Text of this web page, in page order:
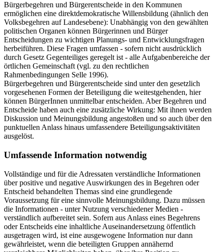
Bürgerbegehren und Bürgerentscheide in den Kommunen
ermöglichen eine direktdemokratische Willensbildung (ähnlich den
Volksbegehren auf Landesebene): Unabhängig von den gewählten
politischen Organen können Bürgerinnen und Bürger
Entscheidungen zu wichtigen Planungs- und Entwicklungsfragen
herbeiführen. Diese Fragen umfassen - sofern nicht ausdrücklich
durch Gesetz Gegenteiliges geregelt ist - alle Aufgabenbereiche der
örtlichen Gemeinschaft (vgl. zu den rechtlichen
Rahmenbedingungen Selle 1996).
Bürgerbegehren und Bürgerentscheide sind unter den gesetzlich
vorgesehenen Formen der Beteiligung die weitestgehenden, hier
können BürgerInnen unmittelbar entscheiden. Aber Begehren und
Entscheide haben auch eine zusätzliche Wirkung: Mit ihnen werden
Diskussion und Meinungsbildung angestoßen und so auch über den
punktuellen Anlass hinaus umfassendere Beteiligungsaktivitäten
ausgelöst.
Umfassende Information notwendig
Vollständige und für die Adressaten verständliche Informationen
über positive und negative Auswirkungen des in Begehren oder
Entscheid behandelten Themas sind eine grundlegende
Voraussetzung für eine sinnvolle Meinungsbildung. Dazu müssen
die Informationen - unter Nutzung verschiedener Medien -
verständlich aufbereitet sein. Sofern aus Anlass eines Begehrens
oder Entscheids eine inhaltliche Auseinandersetzung öffentlich
ausgetragen wird, ist eine ausgewogene Information nur dann
gewährleistet, wenn die beteiligten Gruppen annähernd